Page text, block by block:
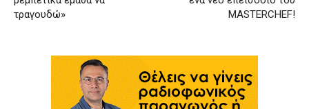
τραγουδώ»
MASTERCHEF!